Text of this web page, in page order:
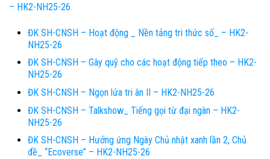
– HK2-NH25-26
ĐK SH-CNSH – Hoạt động _ Nền tảng tri thức số_ – HK2-
NH25-26
ĐK SH-CNSH – Gây quỹ cho các hoạt động tiếp theo – HK2-
NH25-26
ĐK SH-CNSH – Ngọn lửa tri ân II – HK2-NH25-26
ĐK SH-CNSH – Talkshow_ Tiếng gọi từ đại ngàn – HK2-
NH25-26
ĐK SH-CNSH – Hưởng ứng Ngày Chủ nhật xanh lần 2, Chủ
đề_ “Ecoverse” – HK2-NH25-26